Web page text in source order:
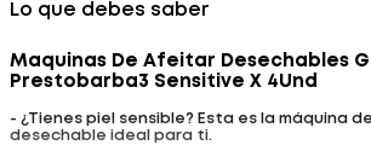
Lo que debes saber
Maquinas De Afeitar Desechables
Prestobarba3 Sensitive X 4Und
- ¿Tienes piel sensible? Esta es la máquina
desechable ideal para ti.